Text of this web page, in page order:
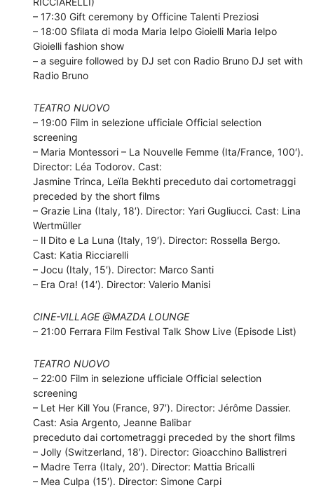
– 17:30 Gift ceremony by Officine Talenti Preziosi
– 18:00 Sfilata di moda Maria Ielpo Gioielli Maria Ielpo
Gioielli fashion show
– a seguire followed by DJ set con Radio Bruno DJ set with
Radio Bruno
TEATRO NUOVO
– 19:00 Film in selezione ufficiale Official selection
screening
– Maria Montessori – La Nouvelle Femme (Ita/France, 100′).
Director: Léa Todorov. Cast:
Jasmine Trinca, Leïla Bekhti preceduto dai cortometraggi
preceded by the short films
– Grazie Lina (Italy, 18′). Director: Yari Gugliucci. Cast: Lina
Wertmüller
– Il Dito e La Luna (Italy, 19′). Director: Rossella Bergo.
Cast: Katia Ricciarelli
– Jocu (Italy, 15′). Director: Marco Santi
– Era Ora! (14′). Director: Valerio Manisi
CINE-VILLAGE @MAZDA LOUNGE
– 21:00 Ferrara Film Festival Talk Show Live (Episode List)
TEATRO NUOVO
– 22:00 Film in selezione ufficiale Official selection
screening
– Let Her Kill You (France, 97′). Director: Jérôme Dassier.
Cast: Asia Argento, Jeanne Balibar
preceduto dai cortometraggi preceded by the short films
– Jolly (Switzerland, 18′). Director: Gioacchino Ballistreri
– Madre Terra (Italy, 20′). Director: Mattia Bricalli
– Mea Culpa (15′). Director: Simone Carpi